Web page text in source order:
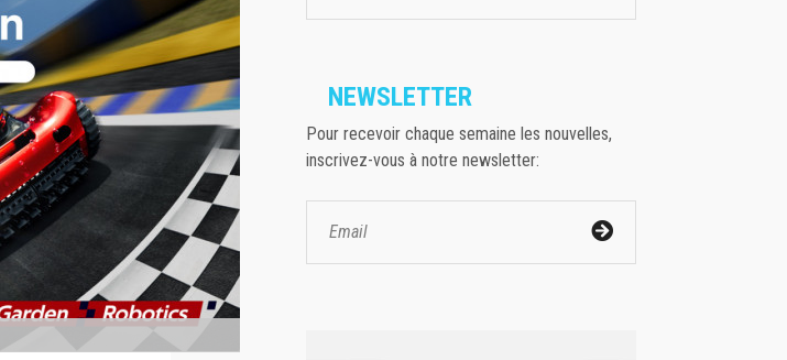
NEWSLETTER
Pour recevoir chaque semaine les nouvelles,
inscrivez-vous à notre newsletter: